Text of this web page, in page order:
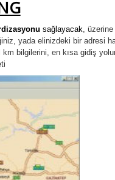
sağlayacak, üzerine
yada elinizdeki bir adresi
bilgilerini, en kısa gidiş